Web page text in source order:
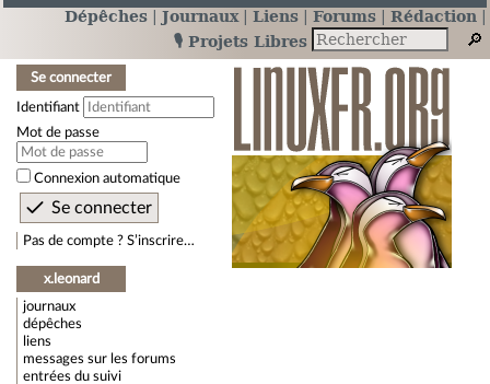
Dépêches Journaux Liens Forums
Rédaction
🎙️ Projets Libres
Se connecter
Identifiant
Mot de passe
Connexion automatique
Pas de compte ? S’inscrire…
x.leonard
journaux
dépêches
liens
messages sur les forums
entrées du suivi